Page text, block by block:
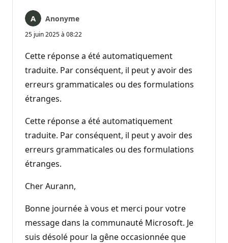
Anonyme
25 juin 2025 à 08:22
Cette réponse a été automatiquement
traduite. Par conséquent, il peut y avoir des
erreurs grammaticales ou des formulations
étranges.
Cette réponse a été automatiquement
traduite. Par conséquent, il peut y avoir des
erreurs grammaticales ou des formulations
étranges.
Cher Aurann,
Bonne journée à vous et merci pour votre
message dans la communauté Microsoft. Je
suis désolé pour la gêne occasionnée que